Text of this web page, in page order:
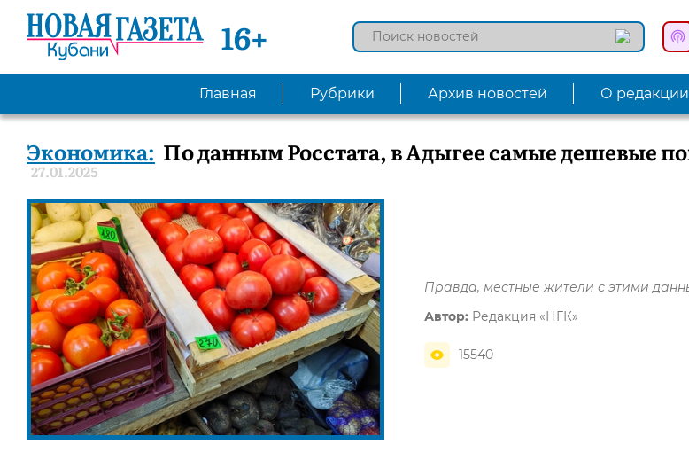
16+
Главная Рубрики Архив новостей О редакции
Экономика: По данным Росстата, в Адыгее самые дешевые
27.01.2025
Правда, местные жители с этими
Автор: Редакция «НГК»
15540